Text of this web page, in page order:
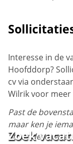
Interesse in de
Hoofddorp?
cv via
Wilrikvoor meer
Past de
maar ken je
Stuur deze
Zoek